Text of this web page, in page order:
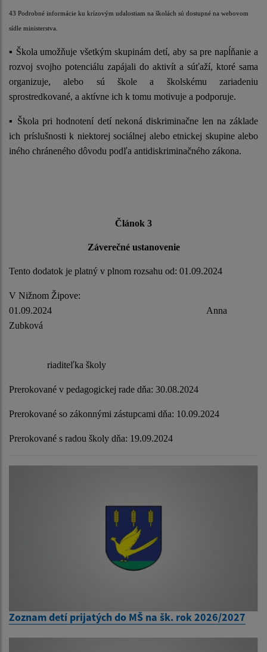
43 Podrobné informácie ku krízovým udalostiam na školách sú dostupné na webovom
sídle ministerstva.
▪ Škola umožňuje všetkým skupinám detí, aby sa pre napĺňanie a
rozvoj svojho potenciálu zapájali do aktivít a súťaží, ktoré sama
organizuje, alebo sú škole a školskému zariadeniu
sprostredkované, a aktívne ich k tomu motivuje a podporuje.
▪ Škola pri hodnotení detí nekoná diskriminačne len na základe
ich príslušnosti k niektorej sociálnej alebo etnickej skupine alebo
iného chráneného dôvodu podľa antidiskriminačného zákona.
Článok 3
Záverečné ustanovenie
Tento dodatok je platný v plnom rozsahu od: 01.09.2024
V Nižnom Žipove:
01.09.2024 Anna
Zubková
riaditeľka školy
Prerokované v pedagogickej rade dňa: 30.08.2024
Prerokované so zákonnými zástupcami dňa: 10.09.2024
Prerokované s radou školy dňa: 19.09.2024
Zoznam detí prijatých do MŠ na šk. rok 2026/2027